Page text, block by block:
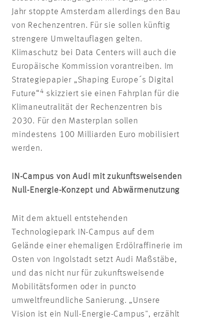
Jahr stoppte Amsterdam allerdings den Bau
von Rechenzentren. Für sie sollen künftig
strengere Umweltauflagen gelten.
Klimaschutz bei Data Centers will auch die
Europäische Kommission vorantreiben. Im
Strategiepapier „Shaping Europe´s Digital
Future“ 4 skizziert sie einen Fahrplan für die
Klimaneutralität der Rechenzentren bis
2030. Für den Masterplan sollen
mindestens 100 Milliarden Euro mobilisiert
werden.
IN-Campus von Audi mit zukunftsweisenden
Null-Energie-Konzept und Abwärmenutzung
Mit dem aktuell entstehenden
Technologiepark IN-Campus auf dem
Gelände einer ehemaligen Erdölraffinerie im
Osten von Ingolstadt setzt Audi Maßstäbe,
und das nicht nur für zukunftsweisende
Mobilitätsformen oder in puncto
umweltfreundliche Sanierung. „Unsere
Vision ist ein Null-Energie-Campus", erzählt